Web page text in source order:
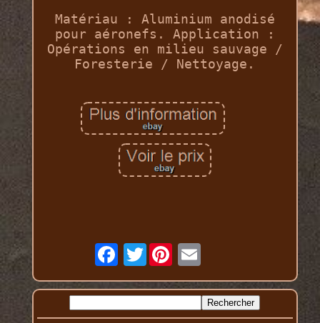
Matériau : Aluminium anodisé
pour aéronefs. Application :
Opérations en milieu sauvage /
Foresterie / Nettoyage.
Twitter